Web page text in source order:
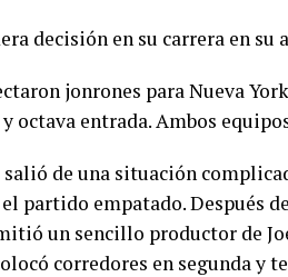
decisión en su carrera en su
jonrones para Nueva
octava entrada. Ambos
de una situación
partido empatado. Después
un sencillo productor de
corredores en segunda y